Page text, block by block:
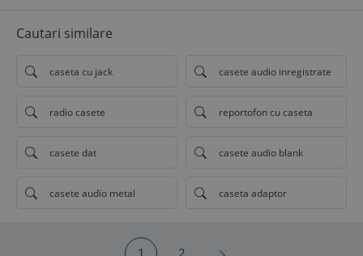
Cautari similare
caseta cu jack casete audio inregistrate
radio casete reportofon cu caseta
casete dat casete audio blank
casete audio metal caseta adaptor
1 2